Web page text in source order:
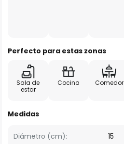
Perfecto para estas zonas
Sala de
estar
Cocina Comedor
Medidas
Diámetro (cm): 15